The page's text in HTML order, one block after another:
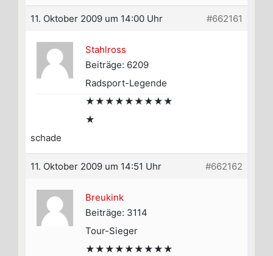
11. Oktober 2009 um 14:00 Uhr #662161
Stahlross
Beiträge: 6209
Radsport-Legende
★★★★★★★★★
★
schade
11. Oktober 2009 um 14:51 Uhr #662162
Breukink
Beiträge: 3114
Tour-Sieger
★★★★★★★★★